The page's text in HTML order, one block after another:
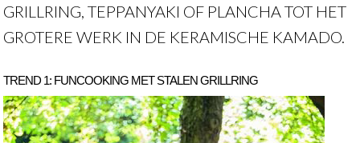
GRILLRING, TEPPANYAKI OF PLANCHA TOT HET
GROTERE WERK IN DE KERAMISCHE KAMADO.
TREND 1: FUNCOOKING MET STALEN GRILLRING